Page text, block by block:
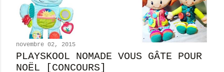
novembre 02, 2015
PLAYSKOOL NOMADE VOUS GÂTE POUR
NOËL [CONCOURS]